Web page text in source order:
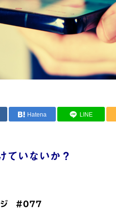
Hatena LINE
ていないか？
ジ #077